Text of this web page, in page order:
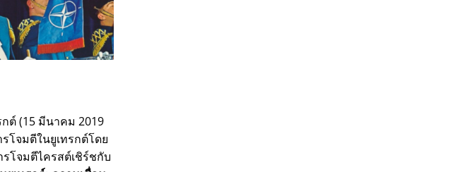
ต์ (15 มีนาคม 2019
โจมตีในยูเทรกต์โดย
โจมตีไครสต์เชิร์ชกับ